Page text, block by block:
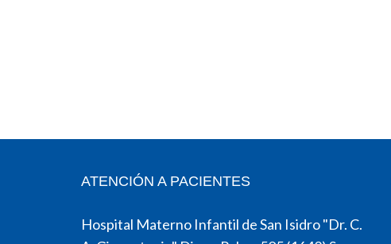
ATENCIÓN A PACIENTES
Hospital Materno Infantil de San Isidro "Dr. C.